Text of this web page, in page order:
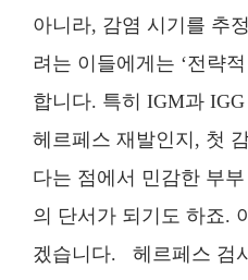
아니라, 감염 시기를 추
려는 이들에게는 ‘전략
합니다. 특히 IGM과
헤르페스 재발인지, 첫
다는 점에서 민감한 부
의 단서가 되기도 하죠.
겠습니다. 헤르페스 검